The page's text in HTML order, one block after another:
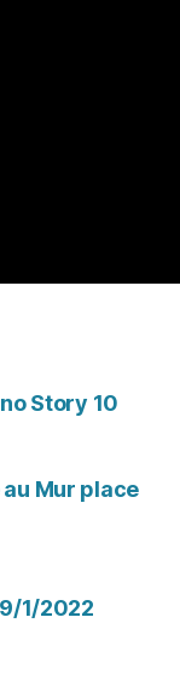
Story 10
Mur place
1/2022